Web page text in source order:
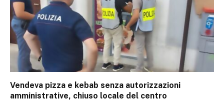
Vendeva pizza e kebab senza autorizzazioni
amministrative, chiuso locale del centro